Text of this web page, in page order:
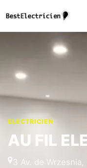
ELECTRICIEN
AU FIL
3 Av. de